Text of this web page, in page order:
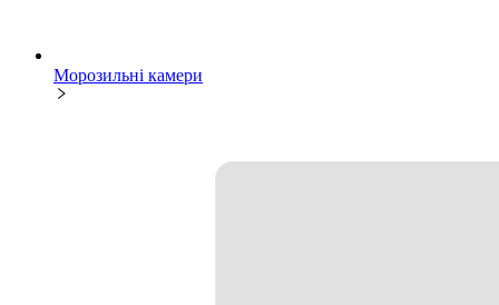
Морозильні камери